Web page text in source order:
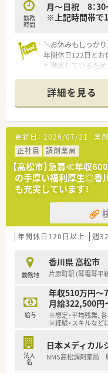
勤務
時間
月～日祝 8：30
※上記時間帯で
＼お休みもしっかり
年間休日122日とお
も徹底しているため
【店舗情報と応需状
■片原町駅から車
きな看板が映える
■香川県立中央病院
対応し、1日あたり
■店舗には薬剤師が
の専門知識を幅広
【募集背景と求める
■処方箋対応や在宅
織の活性化を支えて
■店舗ごとの独立
を持ち自身の成果
■周囲のスタッフと
医療や管理薬剤師
【法人特徴について】
■1990年に全国で
120店舗以上を安
■「愛をもって医療
機器設置、化粧品
■創業以来45期連
60％かつ無借金経
【想定される業務内
■総合科目メインの
査、患者様一人ひ
詳細を見る
更新日： 2026/07/21 薬
正社員
調剤薬局
【高松市】急募≪年収
の手厚い福利厚生◎香
も充実しています！
年間休日120日以上 週
勤務地
香川県 高松市
片原町駅 (琴電琴平
給与
年収510万円～
月給322,500円
※想定・平均残業、
※経験・スキルなど
法人
名
日本メディカル
NMS高松調剤薬局